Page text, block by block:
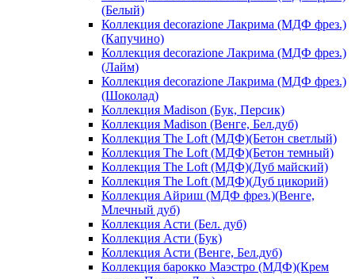
(Белый)
Коллекция decorazione Лакрима (МДФ фрез.)
(Капучино)
Коллекция decorazione Лакрима (МДФ фрез.)
(Лайм)
Коллекция decorazione Лакрима (МДФ фрез.)
(Шоколад)
Коллекция Madison (Бук, Персик)
Коллекция Madison (Венге, Бел.дуб)
Коллекция The Loft (МДФ)(Бетон светлый)
Коллекция The Loft (МДФ)(Бетон темный)
Коллекция The Loft (МДФ)(Дуб майский)
Коллекция The Loft (МДФ)(Дуб цикорий)
Коллекция Айриш (МДФ фрез.)(Венге,
Млечный дуб)
Коллекция Асти (Бел. дуб)
Коллекция Асти (Бук)
Коллекция Асти (Венге, Бел.дуб)
Коллекция барокко Маэстро (МДФ)(Крем